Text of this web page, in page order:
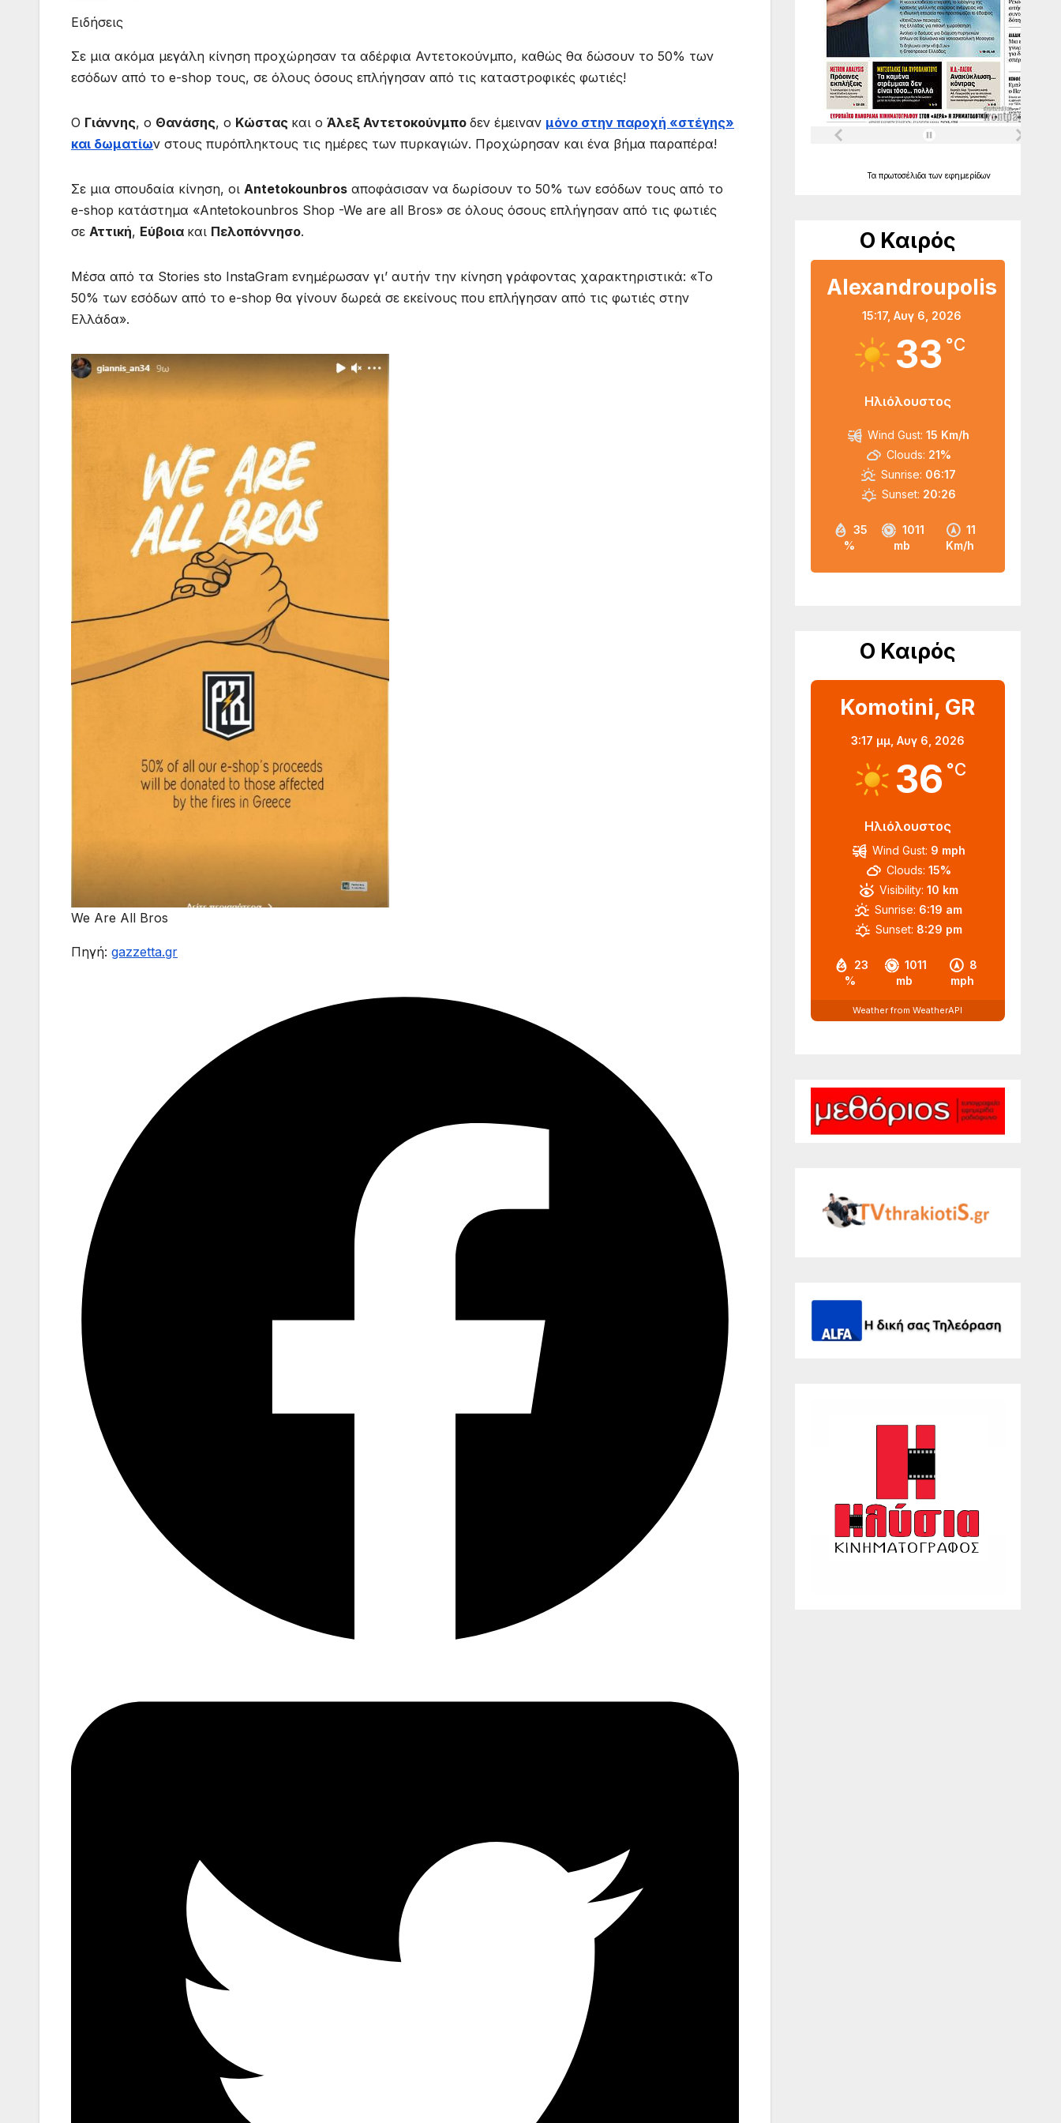
Eιδήσεις
Σε μια ακόμα μεγάλη κίνηση προχώρησαν τα αδέρφια Αντετοκούνμπο, καθώς θα δώσουν το 50% των
εσόδων από το e-shop τους, σε όλους όσους επλήγησαν από τις καταστροφικές φωτιές!
Ο Γιάννης, ο Θανάσης, ο Κώστας και ο Άλεξ Αντετοκούνμπο δεν έμειναν μόνο στην παροχή «στέγης»
και δωματίων στους πυρόπληκτους τις ημέρες των πυρκαγιών. Προχώρησαν και ένα βήμα παραπέρα!
Σε μια σπουδαία κίνηση, οι Antetokounbros αποφάσισαν να δωρίσουν το 50% των εσόδων τους από το
e-shop κατάστημα «Antetokounbros Shop -We are all Bros» σε όλους όσους επλήγησαν από τις φωτιές
σε Αττική, Εύβοια και Πελοπόννησο.
Μέσα από τα Stories sto InstaGram ενημέρωσαν γι’ αυτήν την κίνηση γράφοντας χαρακτηριστικά: «Το
50% των εσόδων από το e-shop θα γίνουν δωρεά σε εκείνους που επλήγησαν από τις φωτιές στην
Ελλάδα».
We Are All Bros
Πηγή: gazzetta.gr
Τα πρωτοσέλιδα των εφημερίδων
Ο Καιρός
Alexandroupolis
15:17, Αυγ 6, 2026
33 °C
Ηλιόλουστος
35
%
1011
mb
11
Km/h
Wind Gust: 15 Km/h
Clouds: 21%
Sunrise: 06:17
Sunset: 20:26
Ο Καιρός
Komotini, GR
3:17 μμ, Αυγ 6, 2026
36 °C
Ηλιόλουστος
23
%
1011
mb
8
mph
Wind Gust: 9 mph
Clouds: 15%
Visibility: 10 km
Sunrise: 6:19 am
Sunset: 8:29 pm
Weather from WeatherAPI